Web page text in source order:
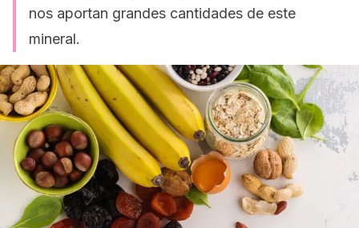
nos aportan grandes cantidades de este
mineral.